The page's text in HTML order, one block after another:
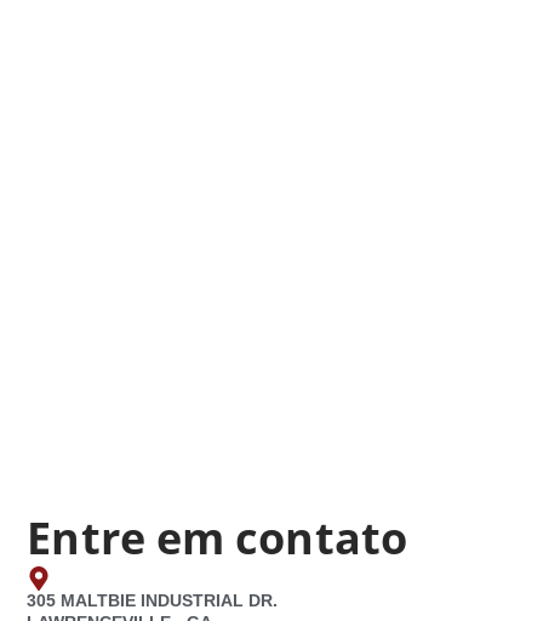
Entre em contato
305 MALTBIE INDUSTRIAL DR.